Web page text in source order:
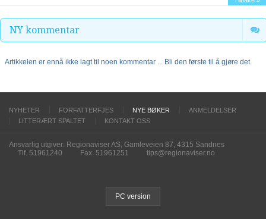
NY kommentar
Artikkelen er ennå ikke lagt til noen kommentar ... Bli den første til å gjøre det.
NYHETER FORFATTERFJES NYE BØKER
ANMELDELSER
LITTERÆRT SPALTET
KONTAKT OSS
Ansvarlig utgiver: Regionaviser AS, Gamleveien 87, 4315 Sandnes
Tlf. 51961240
Fax. 51961251 tips@regionaviser.no
PC version